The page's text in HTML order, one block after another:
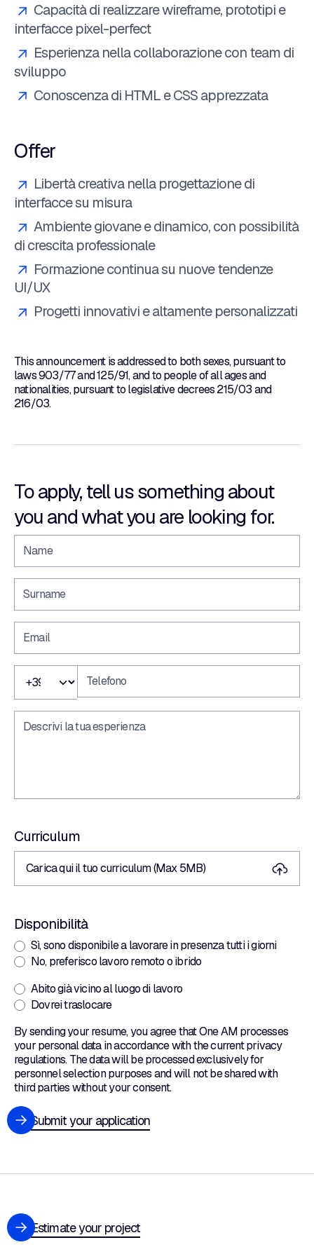
Capacità di realizzare wireframe, prototipi e
interfacce pixel-perfect
Esperienza nella collaborazione con team di
sviluppo
Conoscenza di HTML e CSS apprezzata
Offer
Libertà creativa nella progettazione di
interfacce su misura
Ambiente giovane e dinamico, con possibilità
di crescita professionale
Formazione continua su nuove tendenze
UI/UX
Progetti innovativi e altamente personalizzati
This announcement is addressed to both sexes, pursuant to
laws 903/77 and 125/91, and to people of all ages and
nationalities, pursuant to legislative decrees 215/03 and
216/03.
To apply, tell us something about
you and what you are looking for.
Curriculum
Carica qui il tuo curriculum (Max 5MB)
Disponibilità
Sì, sono disponibile a lavorare in presenza tutti i giorni
No, preferisco lavoro remoto o ibrido
Abito già vicino al luogo di lavoro
Dovrei traslocare
By sending your resume, you agree that One AM processes
your personal data in accordance with the current privacy
regulations. The data will be processed exclusively for
personnel selection purposes and will not be shared with
third parties without your consent.
Submit your application
Estimate your project